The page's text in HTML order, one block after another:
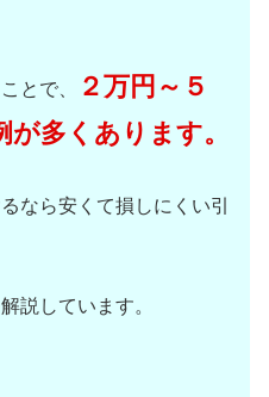
とで、
２万円～５
多くあります。
なら安くて損しにくい引
説しています。